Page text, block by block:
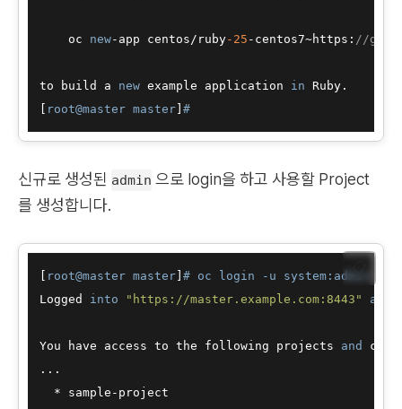
    oc
new-app centos/ruby-25 -centos7~https: //
to build a new example application in Ruby.
root@master master] #
신규로 생성된 admin 으로 login을 하고 사용할 Project
를 생성합니다.
root@master master] # oc login -u system:admin
Logged into "https://master.example.com:8443" as
You have access to the following projects and can
...
  * sample-project
📋